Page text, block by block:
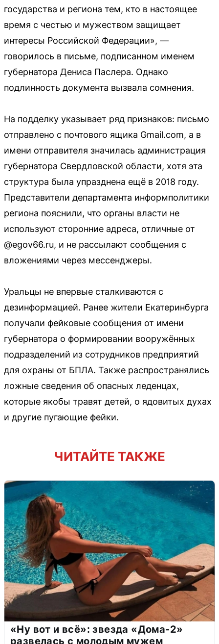
государства и региона тем, кто в настоящее
время с честью и мужеством защищает
интересы Российской Федерации», —
говорилось в письме, подписанном именем
губернатора Дениса Паслера. Однако
подлинность документа вызвала сомнения.
На подделку указывает ряд признаков: письмо
отправлено с почтового ящика Gmail.com, а в
имени отправителя значилась администрация
губернатора Свердловской области, хотя эта
структура была упразднена ещё в 2018 году.
Представители департамента информполитики
региона пояснили, что органы власти не
используют сторонние адреса, отличные от
@egov66.ru, и не рассылают сообщения с
вложениями через мессенджеры.
Уральцы не впервые сталкиваются с
дезинформацией. Ранее жители Екатеринбурга
получали фейковые сообщения от имени
губернатора о формировании вооружённых
подразделений из сотрудников предприятий
для охраны от БПЛА. Также распространялись
ложные сведения об опасных леденцах,
которые якобы травят детей, о ядовитых духах
и другие пугающие фейки.
ЧИТАЙТЕ ТАКЖЕ
«Ну вот и всё»: звезда «Дома-2»
развелась с молодым мужем